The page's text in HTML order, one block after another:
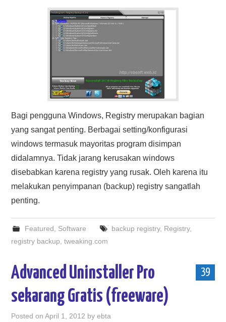
Bagi pengguna Windows, Registry merupakan bagian
yang sangat penting. Berbagai setting/konfigurasi
windows termasuk mayoritas program disimpan
didalamnya. Tidak jarang kerusakan windows
disebabkan karena registry yang rusak. Oleh karena itu
melakukan penyimpanan (backup) registry sangatlah
penting.
Featured Software backup registry, Registry,
registry backup ,tweaking.com
39
Advanced Uninstaller Pro
sekarang Gratis (freeware)
Posted onApril 1, 2012 byebta